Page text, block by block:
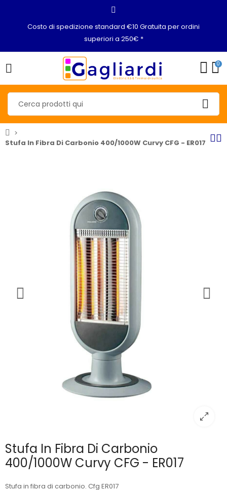
Costo di spedizione standard €10 Gratuita per ordini
superiori a 250€ *
0
Stufa In Fibra Di Carbonio 400/1000W Curvy CFG - ER017
Stufa In Fibra Di Carbonio
400/1000W Curvy CFG - ER017
Stufa in fibra di carbonio. Cfg ER017